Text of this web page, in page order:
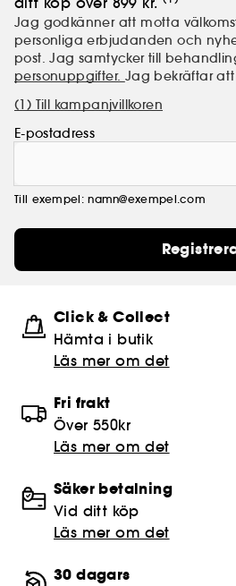
Jag godkänner att motta
personliga erbjudanden och
post. Jag samtycker till
personuppgifter. Jag bekräftar att
(1) Till kampanjvillkoren
E-postadress
Till exempel: namn@exempel.com
Click & Collect
Hämta i butik​
Läs mer om det
Fri frakt
Över 550kr
Läs mer om det
Säker betalning
Vid ditt köp
Läs mer om det
30 dagars